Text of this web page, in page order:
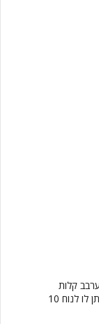
קלות
ונוסיף את הקמח בהדרגה עד שיווצר בצק רך. ניתן לו לנוח 10